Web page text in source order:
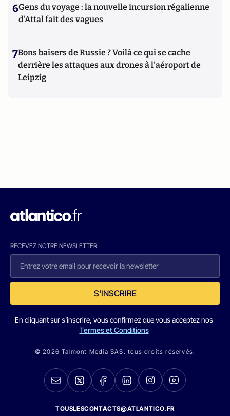
6Gens du voyage : la nouvelle incursion régalienne
d'Attal fait des vagues
7Bons baisers de Russie ? Voilà ce qui se cache
derrière les attaques aux drones à l'aéroport de
Leipzig
RECEVEZ NOTRE NEWSLETTER
S'INSCRIRE
En cliquant sur s'inscrire, vous confirmez que vous acceptez nos
Termes et Conditions
© 2026 Talmont Media SAS. tous droits réservés.
TOUSLESCONTACTS@ATLANTICO.FR